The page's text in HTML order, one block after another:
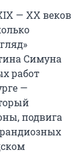
— XX веков
Симуна
работ
—
подвига